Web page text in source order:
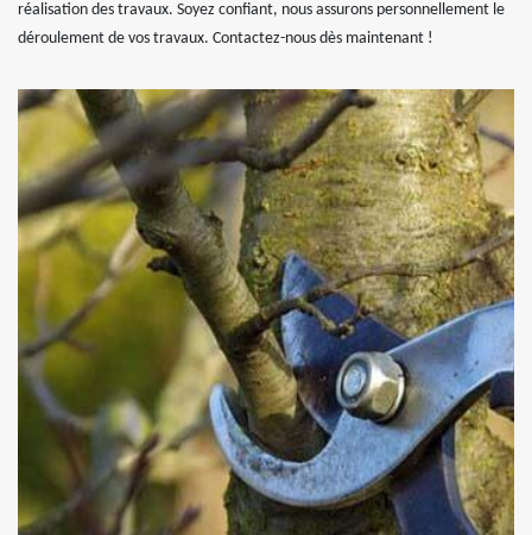
réalisation des travaux. Soyez confiant, nous assurons personnellement le
déroulement de vos travaux. Contactez-nous dès maintenant !